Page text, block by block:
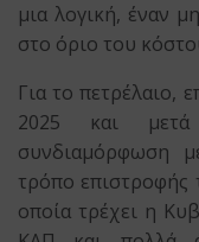
μια λογική, έναν
στο όριο του
Για το πετρέλαιο,
2025 και
συνδιαμόρφωση
τρόπο
οποία τρέχει η